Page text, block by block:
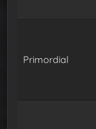
Primordial